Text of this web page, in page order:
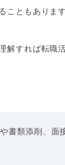
こともありま
解すれば転職
書類添削、面